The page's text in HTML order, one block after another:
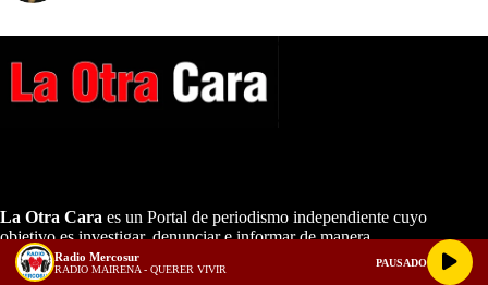
La Otra Cara es un Portal de periodismo independiente cuyo
objetivo es investigar, denunciar e informar de manera
equitativa, analítica, con pruebas y en primicia toda clase de
temas ocultos de interés nacional.
Radio Mercosur
RADIO MAIRENA - QUERER VIVIR
PAUSADO